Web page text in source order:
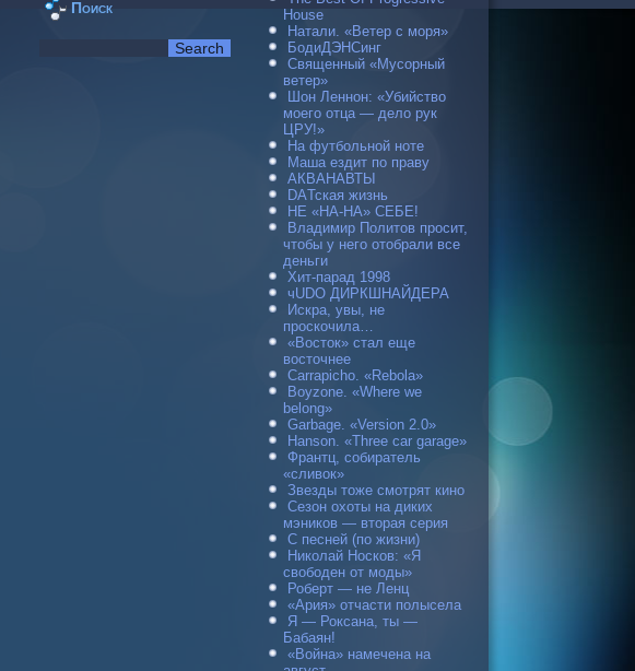
Поиск
House
Натали. «Ветер с моря»
БодиДЭНСинг
Священный «Мусорный
ветер»
Шон Леннон: «Убийство
моего отца — дело рук
ЦРУ!»
На футбольной ноте
Маша ездит по праву
АКВАНАВТЫ
DAТская жизнь
НЕ «НА-НА» СЕБЕ!
Владимир Политов просит,
чтобы у него отобрали все
деньги
Хит-парад 1998
чUDO ДИРКШНАЙДЕРА
Искра, увы, не
проскочила…
«Восток» стал еще
восточнее
Carraрicho. «Rebola»
Boyzone. «Where we
belong»
Garbage. «Version 2.0»
Hanson. «Three car garage»
Франтц, собиратель
«сливок»
Звезды тоже смотрят кино
Сезон охоты на диких
мэников — вторая серия
С песней (по жизни)
Николай Носков: «Я
свободен от моды»
Роберт — не Ленц
«Ария» отчасти полысела
Я — Роксана, ты —
Бабаян!
«Война» намечена на